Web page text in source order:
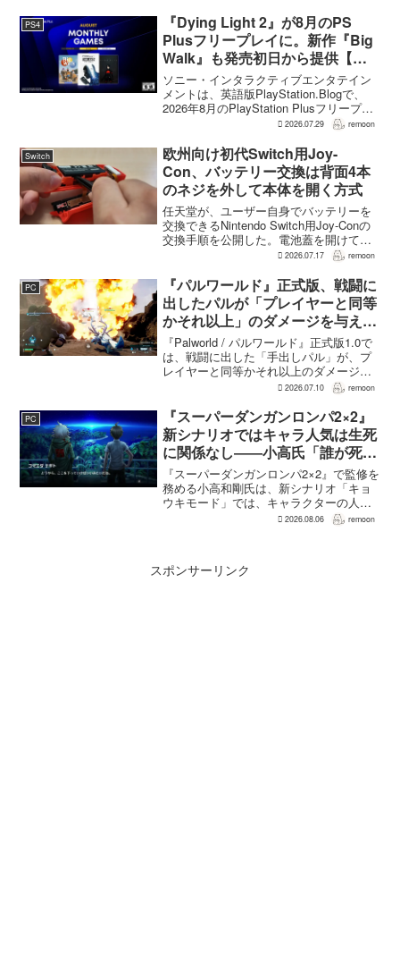
the Ron...
PS4
『Dying Light 2』が8月のPS
Plusフリープレイに。新作『Big
Walk』も発売初日から提供【海
外発表】
ソニー・インタラクティブエンタテイン
メントは、英語版PlayStation.Blogで、
2026年8月のPlayStation Plusフリープレ
イとして『Dying Light 2 Stay Human:
2026.07.29 remoon
Switch
欧州向け初代Switch用Joy-
Con、バッテリー交換は背面4本
のネジを外して本体を開く方式
任天堂が、ユーザー自身でバッテリーを
交換できるNintendo Switch用Joy-Conの
交換手順を公開した。電池蓋を開けて入
れ替える方式ではなく、背面のネジ4本を
ケーブルを取り外す必要がある。この
改...
2026.07.17 remoon
PC
『パルワールド』正式版、戦闘に
出したパルが「プレイヤーと同等
かそれ以上」のダメージを与えら
れるように
『Palworld / パルワールド』正式版1.0で
は、戦闘に出した「手出しパル」が、プ
レイヤーと同等かそれ以上のダメージを
敵に与えられるようになった。ほぼすべ
挙動、クールダウン時間、使いやすさが
見直され...
2026.07.10 remoon
PC
『スーパーダンガンロンパ2×2』
新シナリオではキャラ人気は生死
に関係なし――小高氏「誰が死ん
でもヘイトメールは送らないで」
『スーパーダンガンロンパ2×2』で監修を
務める小高和剛氏は、新シナリオ「キョ
ウキモード」では、キャラクターの人気
にかかわらず退場させるとRPG Siteのイ
2026.08.06 remoon
スポンサーリンク